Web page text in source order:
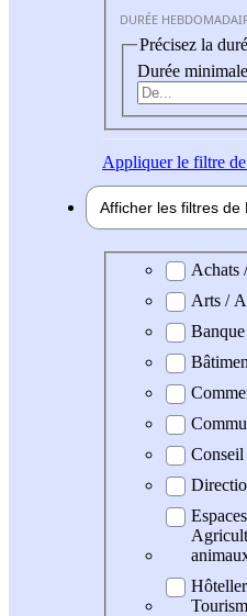
DURÉE
Précisez la
Durée
Appliquerle filtre de
Afficher les filtres de
Domaine Achats
Arts /
Conseil